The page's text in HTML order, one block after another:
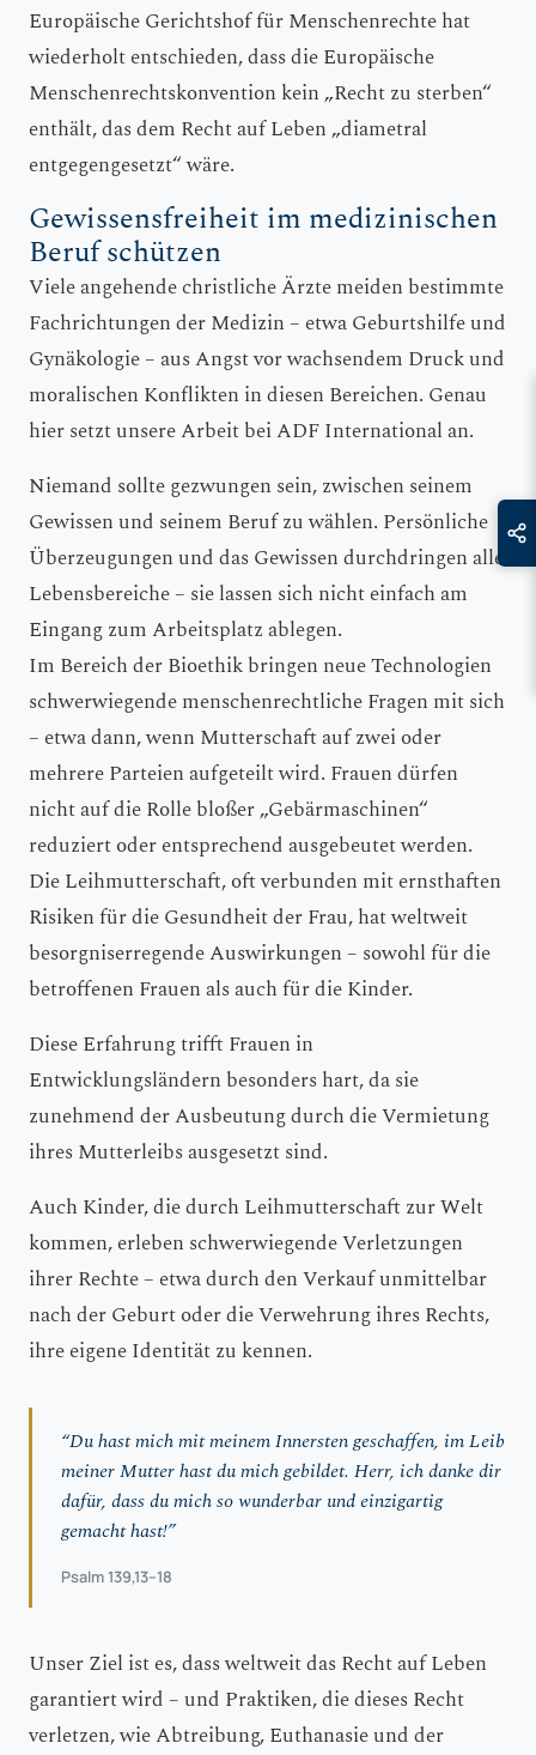
Europäische Gerichtshof für Menschenrechte hat
wiederholt entschieden, dass die Europäische
Menschenrechtskonvention kein „Recht zu sterben“
enthält, das dem Recht auf Leben „diametral
entgegengesetzt“ wäre.
Gewissensfreiheit im medizinischen
Beruf schützen
Viele angehende christliche Ärzte meiden bestimmte
Fachrichtungen der Medizin – etwa Geburtshilfe und
Gynäkologie – aus Angst vor wachsendem Druck und
moralischen Konflikten in diesen Bereichen. Genau
hier setzt unsere Arbeit bei ADF International an.
Niemand sollte gezwungen sein, zwischen seinem
Gewissen und seinem Beruf zu wählen. Persönliche
Überzeugungen und das Gewissen durchdringen alle
Lebensbereiche – sie lassen sich nicht einfach am
Eingang zum Arbeitsplatz ablegen.
Im Bereich der Bioethik bringen neue Technologien
schwerwiegende menschenrechtliche Fragen mit sich
– etwa dann, wenn Mutterschaft auf zwei oder
mehrere Parteien aufgeteilt wird. Frauen dürfen
nicht auf die Rolle bloßer „Gebärmaschinen“
reduziert oder entsprechend ausgebeutet werden.
Die Leihmutterschaft, oft verbunden mit ernsthaften
Risiken für die Gesundheit der Frau, hat weltweit
besorgniserregende Auswirkungen – sowohl für die
betroffenen Frauen als auch für die Kinder.
Diese Erfahrung trifft Frauen in
Entwicklungsländern besonders hart, da sie
zunehmend der Ausbeutung durch die Vermietung
ihres Mutterleibs ausgesetzt sind.
Auch Kinder, die durch Leihmutterschaft zur Welt
kommen, erleben schwerwiegende Verletzungen
ihrer Rechte – etwa durch den Verkauf unmittelbar
nach der Geburt oder die Verwehrung ihres Rechts,
ihre eigene Identität zu kennen.
“Du hast mich mit meinem Innersten geschaffen, im Leib
meiner Mutter hast du mich gebildet. Herr, ich danke dir
dafür, dass du mich so wunderbar und einzigartig
gemacht hast!”
Psalm 139,13–18
Unser Ziel ist es, dass weltweit das Recht auf Leben
garantiert wird – und Praktiken, die dieses Recht
verletzen, wie Abtreibung, Euthanasie und der